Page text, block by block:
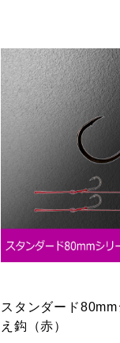
スタンダード
え鈎（赤）